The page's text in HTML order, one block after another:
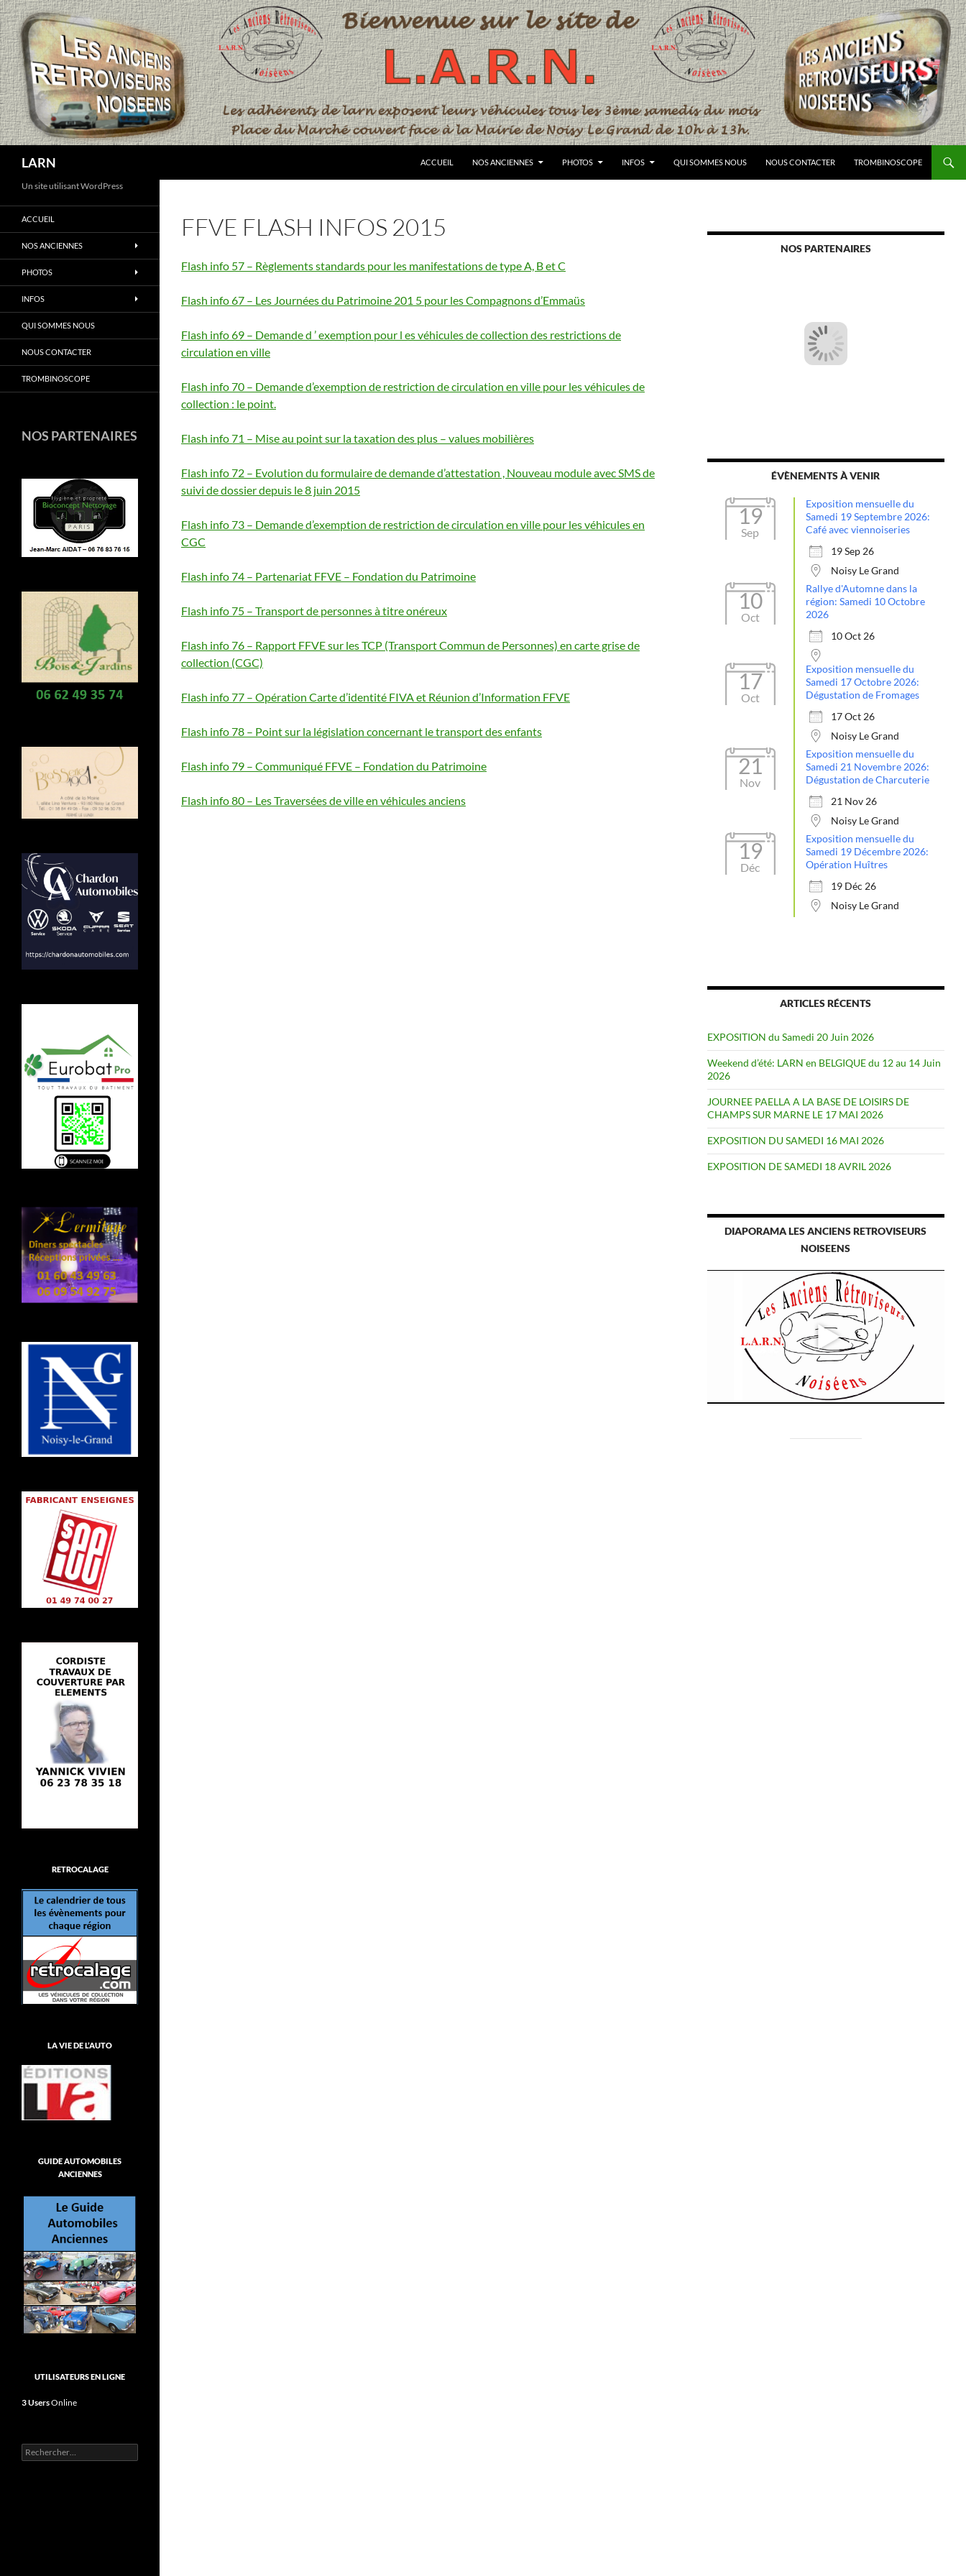
Aller
au
contenu
LARN ACCUEIL NOS ANCIENNES PHOTOS INFOS QUI SOMMES NOUS NOUS CONTACTER TROMBINOSCOPE
FFVE FLASH INFOS 2015
Flash info 57 – Règlements standards pour les manifestations de type A, B et C
Flash info 67 – Les Journées du Patrimoine 201 5 pour les Compagnons d’Emmaüs
Flash info 69 – Demande d ’ exemption pour l es véhicules de collection des restrictions de
circulation en ville
Flash info 70 – Demande d’exemption de restriction de circulation en ville pour les véhicules de
collection : le point.
Flash info 71 – Mise au point sur la taxation des plus – values mobilières
Flash info 72 – Evolution du formulaire de demande d’attestation , Nouveau module avec SMS de
suivi de dossier depuis le 8 juin 2015
Flash info 73 – Demande d’exemption de restriction de circulation en ville pour les véhicules en
CGC
Flash info 74 – Partenariat FFVE – Fondation du Patrimoine
Flash info 75 – Transport de personnes à titre onéreux
Flash info 76 – Rapport FFVE sur les TCP (Transport Commun de Personnes) en carte grise de
collection (CGC)
Flash info 77 – Opération Carte d’identité FIVA et Réunion d’Information FFVE
Flash info 78 – Point sur la législation concernant le transport des enfants
Flash info 79 – Communiqué FFVE – Fondation du Patrimoine
Flash info 80 – Les Traversées de ville en véhicules anciens
NOS PARTENAIRES
ÉVÈNEMENTS À VENIR
19
Sep
Exposition mensuelle du
Samedi 19 Septembre 2026:
Café avec viennoiseries
19 Sep 26
Noisy Le Grand
10
Oct
Rallye d'Automne dans la
région: Samedi 10 Octobre
2026
10 Oct 26
17
Oct
Exposition mensuelle du
Samedi 17 Octobre 2026:
Dégustation de Fromages
17 Oct 26
Noisy Le Grand
21
Nov
Exposition mensuelle du
Samedi 21 Novembre 2026:
Dégustation de Charcuterie
21 Nov 26
Noisy Le Grand
19
Déc
Exposition mensuelle du
Samedi 19 Décembre 2026:
Opération Huîtres
19 Déc 26
Noisy Le Grand
ARTICLES RÉCENTS
EXPOSITION du Samedi 20 Juin 2026
Weekend d’été: LARN en BELGIQUE du 12 au 14 Juin
2026
JOURNEE PAELLA A LA BASE DE LOISIRS DE
CHAMPS SUR MARNE LE 17 MAI 2026
EXPOSITION DU SAMEDI 16 MAI 2026
EXPOSITION DE SAMEDI 18 AVRIL 2026
DIAPORAMA LES ANCIENS RETROVISEURS
NOISEENS
Un site utilisant WordPress
ACCUEIL
NOS ANCIENNES
PHOTOS
INFOS
QUI SOMMES NOUS
NOUS CONTACTER
TROMBINOSCOPE
NOS PARTENAIRES
RETROCALAGE
LA VIE DE L’AUTO
GUIDE AUTOMOBILES
ANCIENNES
UTILISATEURS EN LIGNE
3 UsersOnline
Rechercher :